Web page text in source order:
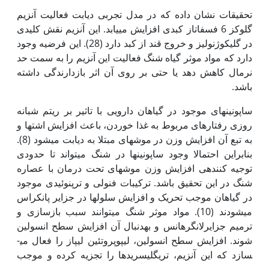
تحقیقات نشان داده که در مدل تجربی دیابت فعالیت آنزیم
گلوکز 6 فسفاتاز کبدی افزایش می­یابد. این آنزیم نقش کلیدی
در گلیکوژنولیز و خروج قند از کبد دارد (28). این فرضیه وجود
دارد که مواد موثر گیاه شنگ فعالیت این آنزیم را به سمت حد
نرمال کاهش دهد یا حتی بر روی آن اثر بازدارندگی داشته
باشد.
ساپونین­­های موجود در گیاهان دارویی با تاثیر بر ریتم شبانه
روزی رفتارهای مربوط به غذا خوردن، باعث افزایش اشتها و
به تبع آن افزایش وزن در موش­های مبتلا به دیابت می­شود (8).
بنابراین احتمالا وجود ساپونین­ها در شنگ می­تواند تا حدودی
توجیه کننده­ی افزایش وزن موش­های تحت درمان با عصاره
شنگ در این تحقیق باشد. ترکیبات فنولی و ترپنوئیدی موجود
در گیاهان موجب تحریک و افزایش سلول­ها در جزایر پانکراس
می­‏شودند (10). مواد موثر شنگ می­توانند سبب بازسازی و
ترمیم جزایرلانگرهانس و به‏دنبال آن افزایش سطح انسولین
شوند. افزایش سطح انسولین، لیپوپروتئین لیپاز را فعال می­
سازد که این آنزیم، تری­گلیسریدها را تجزیه کرده و موجب